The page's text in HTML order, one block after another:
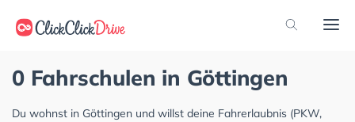
0 Fahrschulen in Göttingen
Du wohnst in Göttingen und willst deine Fahrerlaubnis (PKW,